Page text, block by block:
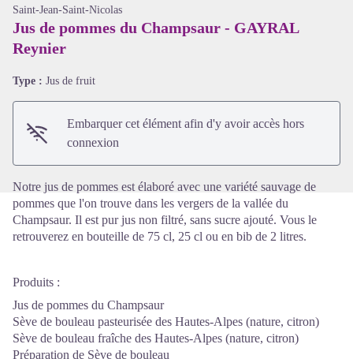
Saint-Jean-Saint-Nicolas
Jus de pommes du Champsaur - GAYRAL
Reynier
Type : Jus de fruit
Embarquer cet élément afin d'y avoir accès hors
connexion
Notre jus de pommes est élaboré avec une variété sauvage de
pommes que l'on trouve dans les vergers de la vallée du
Champsaur. Il est pur jus non filtré, sans sucre ajouté. Vous le
retrouverez en bouteille de 75 cl, 25 cl ou en bib de 2 litres.
Produits :
Jus de pommes du Champsaur
Sève de bouleau pasteurisée des Hautes-Alpes (nature, citron)
Sève de bouleau fraîche des Hautes-Alpes (nature, citron)
Préparation de Sève de bouleau